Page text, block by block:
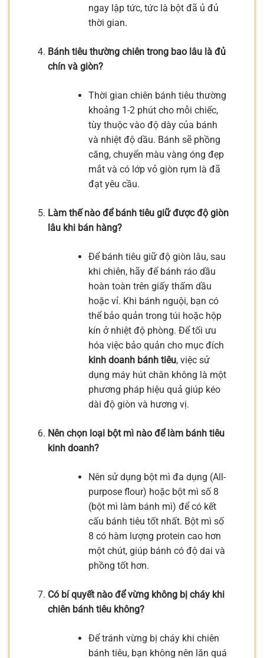
ngay lập tức, tức là bột đã ủ đủ
thời gian.
Bánh tiêu thường chiên trong bao lâu là đủ
chín và giòn?
Thời gian chiên bánh tiêu thường
khoảng 1-2 phút cho mỗi chiếc,
tùy thuộc vào độ dày của bánh
và nhiệt độ dầu. Bánh sẽ phồng
căng, chuyển màu vàng óng đẹp
mắt và có lớp vỏ giòn rụm là đã
đạt yêu cầu.
Làm thế nào để bánh tiêu giữ được độ giòn
lâu khi bán hàng?
Để bánh tiêu giữ độ giòn lâu, sau
khi chiên, hãy để bánh ráo dầu
hoàn toàn trên giấy thấm dầu
hoặc vỉ. Khi bánh nguội, bạn có
thể bảo quản trong túi hoặc hộp
kín ở nhiệt độ phòng. Để tối ưu
hóa việc bảo quản cho mục đích
kinh doanh bánh tiêu, việc sử
dụng máy hút chân không là một
phương pháp hiệu quả giúp kéo
dài độ giòn và hương vị.
Nên chọn loại bột mì nào để làm bánh tiêu
kinh doanh?
Nên sử dụng bột mì đa dụng (All-
purpose flour) hoặc bột mì số 8
(bột mì làm bánh mì) để có kết
cấu bánh tiêu tốt nhất. Bột mì số
8 có hàm lượng protein cao hơn
một chút, giúp bánh có độ dai và
phồng tốt hơn.
Có bí quyết nào để vừng không bị cháy khi
chiên bánh tiêu không?
Để tránh vừng bị cháy khi chiên
bánh tiêu, bạn không nên lăn quá